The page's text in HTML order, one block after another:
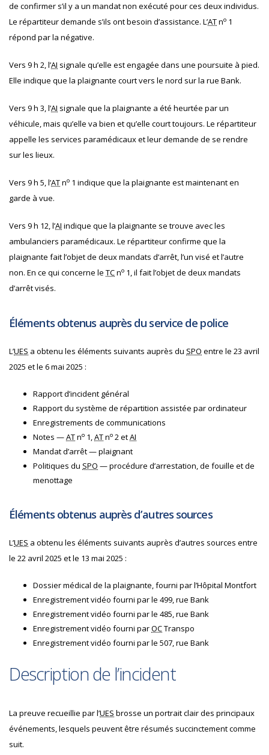
de confirmer s’il y a un mandat non exécuté pour ces deux individus.
Le répartiteur demande s’ils ont besoin d’assistance. L’ATno 1
répond par la négative.
Vers 9 h 2, l’AI signale qu’elle est engagée dans une poursuite à pied.
Elle indique que la plaignante court vers le nord sur la rue Bank.
Vers 9 h 3, l’AI signale que la plaignante a été heurtée par un
véhicule, mais qu’elle va bien et qu’elle court toujours. Le répartiteur
appelle les services paramédicaux et leur demande de se rendre
sur les lieux.
Vers 9 h 5, l’ATno 1 indique que la plaignante est maintenant en
garde à vue.
Vers 9 h 12, l’AI indique que la plaignante se trouve avec les
ambulanciers paramédicaux. Le répartiteur confirme que la
plaignante fait l’objet de deux mandats d’arrêt, l’un visé et l’autre
non. En ce qui concerne le TCno 1, il fait l’objet de deux mandats
d’arrêt visés.
Éléments obtenus auprès du service de police
L’UES a obtenu les éléments suivants auprès du SPO entre le 23 avril
2025 et le 6 mai 2025 :
Rapport d’incident général
Rapport du système de répartition assistée par ordinateur
Enregistrements de communications
Notes —ATno 1,ATno 2 etAI
Mandat d’arrêt — plaignant
Politiques du SPO — procédure d’arrestation, de fouille et de
menottage
Éléments obtenus auprès d’autres sources
L’UES a obtenu les éléments suivants auprès d’autres sources entre
le 22 avril 2025 et le 13 mai 2025 :
Dossier médical de la plaignante, fourni par l’Hôpital Montfort
Enregistrement vidéo fourni par le 499, rue Bank
Enregistrement vidéo fourni par le 485, rue Bank
Enregistrement vidéo fourni parOCTranspo
Enregistrement vidéo fourni par le 507, rue Bank
Description de l’incident
La preuve recueillie par l’UES brosse un portrait clair des principaux
événements, lesquels peuvent être résumés succinctement comme
suit.